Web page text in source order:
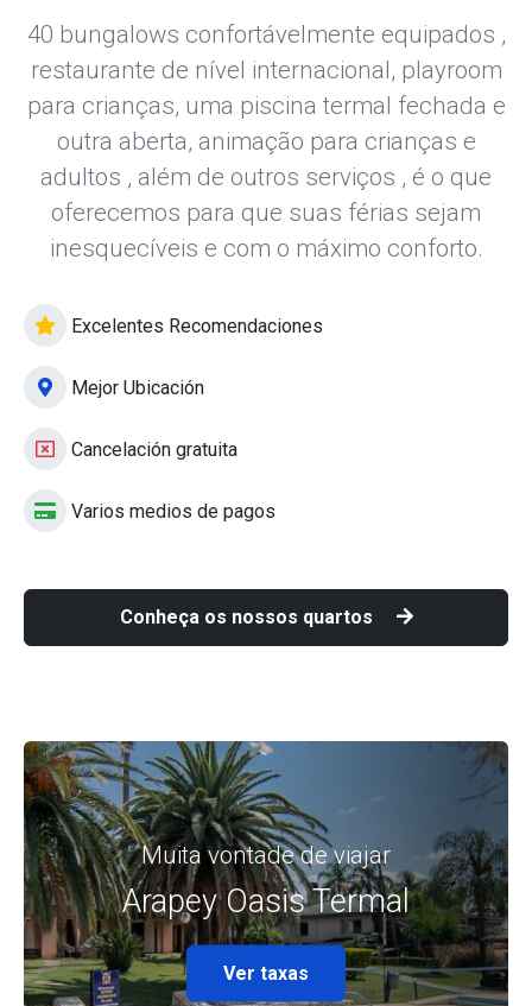
40 bungalows confortávelmente equipados ,
restaurante de nível internacional, playroom
para crianças, uma piscina termal fechada e
outra aberta, animação para crianças e
adultos , além de outros serviços , é o que
oferecemos para que suas férias sejam
inesquecíveis e com o máximo conforto.
Excelentes Recomendaciones
Mejor Ubicación
Cancelación gratuita
Varios medios de pagos
Conheça os nossos quartos
Muita vontade de viajar
Arapey Oasis Termal
Ver taxas